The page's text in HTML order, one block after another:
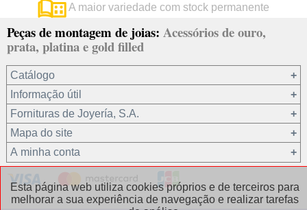
A maior variedade com stock permanente
Peças de montagem de joias: Acessórios de ouro,
prata, platina e gold filled
Catálogo
Ouro 18 kt
Ouro 9 kt
Platina 22.8 kt
Prata 925
Outros materiais
Informação útil
Fornituras de Joyería, S.A.
Quem somos?
condições de venda
Política de cookies
Mapa do site
A minha conta
Recuperar password
Esta página web utiliza cookies próprios e de terceiros para
melhorar a sua experiência de navegação e realizar tarefas